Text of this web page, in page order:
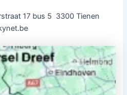
17 bus 5 3300 Tienen